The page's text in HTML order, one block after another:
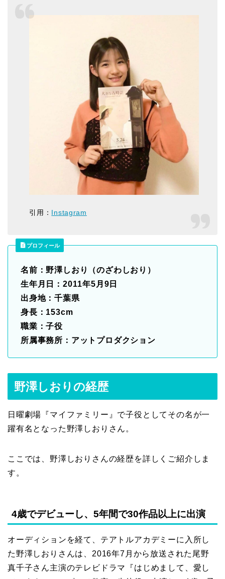
引用： Instagram
プロフィール
名前：野澤しおり（のざわしおり）
生年月日：2011年5月9日
出身地：千葉県
身長：153cm
職業：子役
所属事務所：アットプロダクション
野澤しおりの経歴
日曜劇場『マイファミリー』で子役としてその名が一
躍有名となった野澤しおりさん。
ここでは、野澤しおりさんの経歴を詳しくご紹介しま
す。
4歳でデビューし、5年間で30作品以上に出演
オーディションを経て、テアトルアカデミーに入所し
た野澤しおりさんは、2016年7月から放送された尾野
真千子さん主演のテレビドラマ『はじめまして、愛し